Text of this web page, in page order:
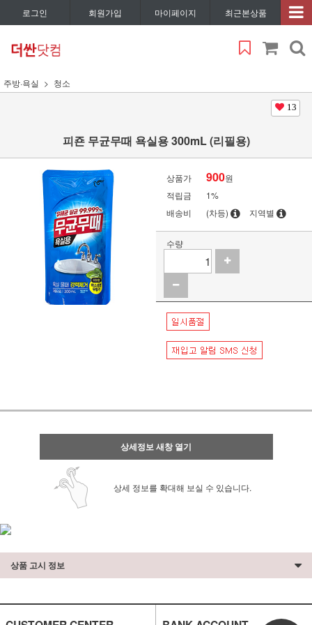
로그인 회원가입 마이페이지 최근본상품
주방·욕실 청소
13
피죤 무균무때 욕실용 300mL (리필용)
상품가 900원
적립금
1%
배송비
(차등) 지역별
수량
상세정보 새창 열기
상세 정보를 확대해 보실 수 있습니다.
상품 고시 정보